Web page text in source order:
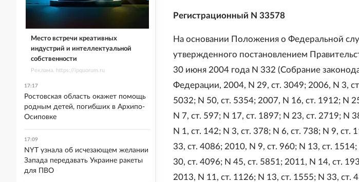
Регистрационный N 33578
На основании Положения о Федеральной
утвержденного постановлением
30 июня 2004 года N 332 (Собрание
Федерации, 2004, N 29, ст. 3049; 2006, N 3,
5032; N 50, ст. 5354; 2007, N 16, ст. 1912; N
N 7, ст. 597; N 17, ст. 1897; N 23, ст. 2719; N
N 1, ст. 142; N 3, ст. 378; N 6, ст. 738; N 9, ст.
33, ст. 4086; 2010, N 9, ст. 960; N 13, ст.
30, ст. 4096; N 45, ст. 5851; 2011, N 14, ст.
2013, N 11, ст. 1126; N 13, ст. 1555; N 33, ст.
Место встречи креативных
индустрий и интеллектуальной
собственности
Реклама. https://ipquorum.ru
17:17
Ростовская область окажет помощь
родным детей, погибших в Архипо-
Осиповке
17:09
NYT узнала об исчезающем желании
Запада передавать Украине ракеты
для ПВО